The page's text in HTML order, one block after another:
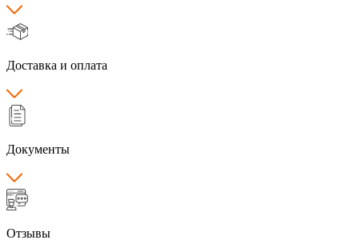
Доставка и оплата
Документы
Отзывы